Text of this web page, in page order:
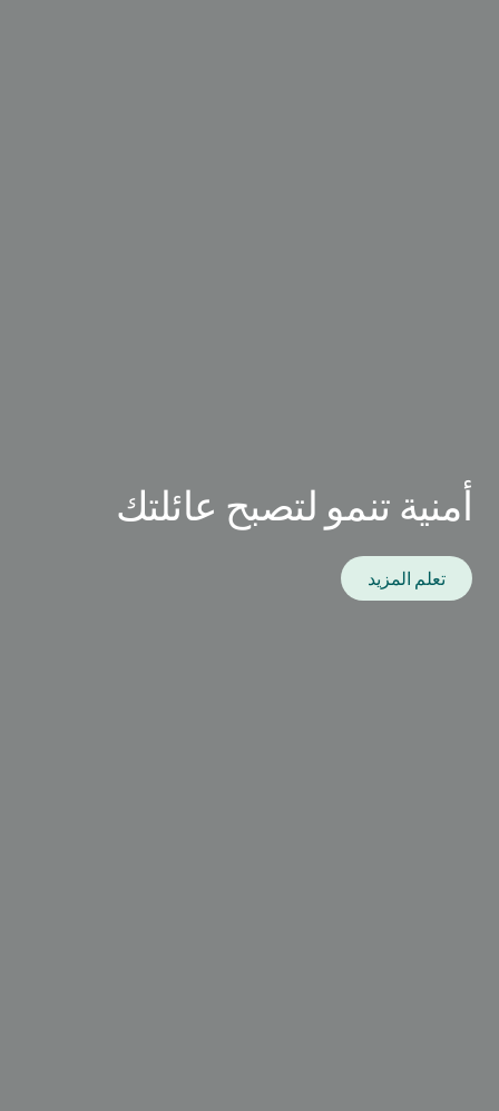
أمنية تنمو لتصبح عائلتك
تعلم المزيد